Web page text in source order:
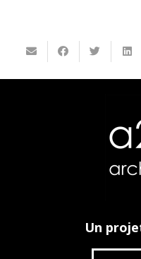
Un